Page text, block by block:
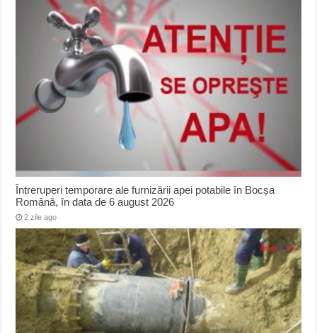
Întreruperi temporare ale furnizării apei potabile în Bocșa
Română, în data de 6 august 2026
2 zile ago